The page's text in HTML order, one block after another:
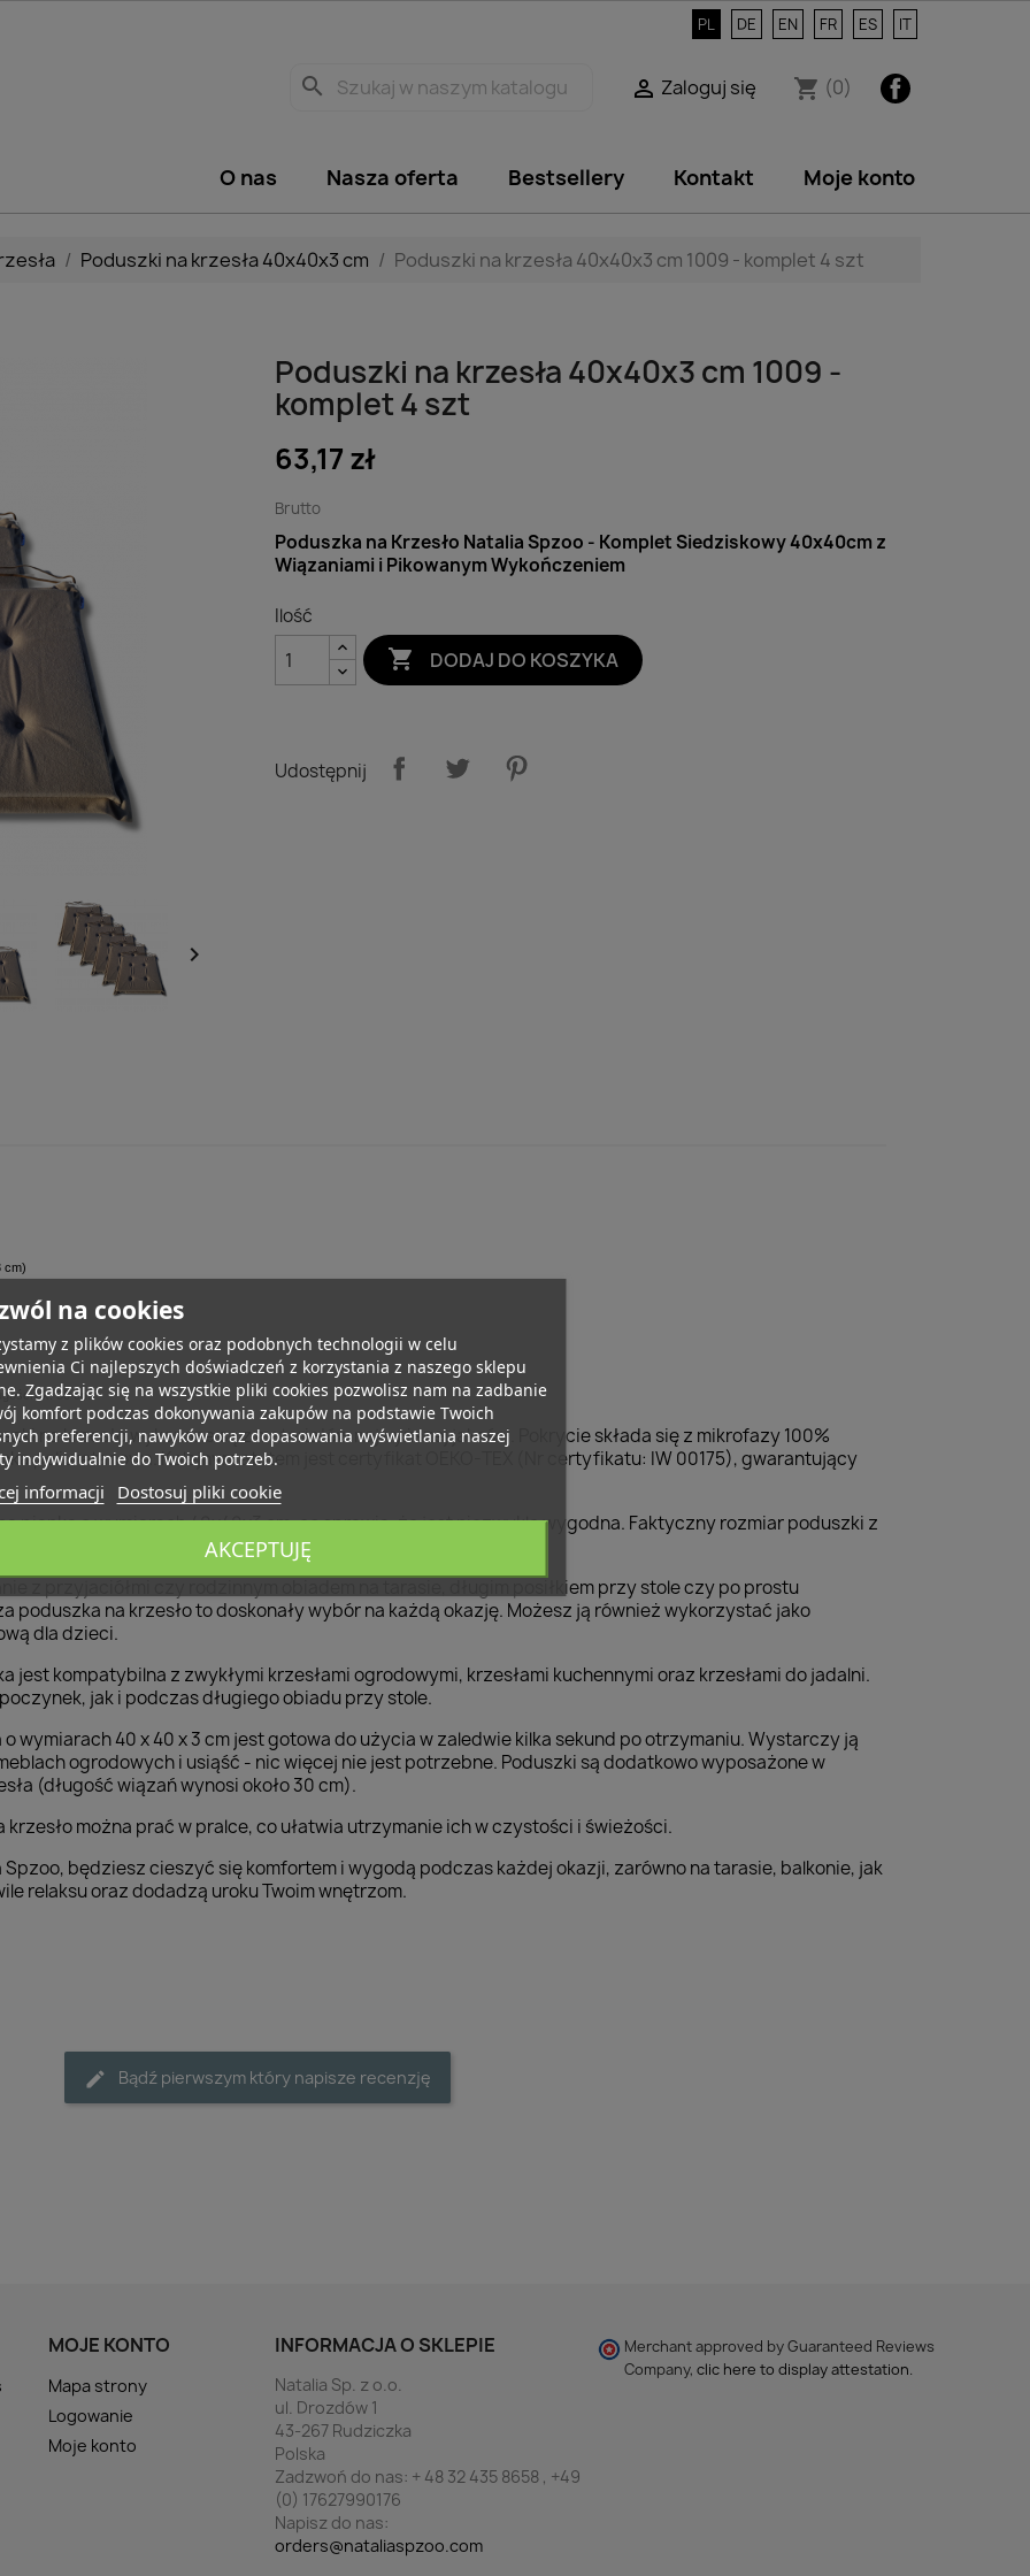
PL DE EN FR ES IT
Facebook
shopping_cart (0)
 Zaloguj się
search
O nas Nasza oferta Bestsellery Kontakt Moje konto
Poduszki na krzesła 40x40x3 cm Poduszki na krzesła 40x40x3 cm 1009 - komplet 4 szt

Poduszki na krzesła 40x40x3 cm 1009 -
komplet 4 szt
63,17 zł
Brutto
Poduszka na Krzesło Natalia Spzoo - Komplet Siedziskowy 40x40cm z
Wiązaniami i Pikowanym Wykończeniem
Ilość
 DODAJ DO KOSZYKA
Udostępnij
cm)
ok. 30 cm.
na krzesło wykonane są z materiałów najwyższej jakości. Pokrycie składa się z mikrofazy 100%
poliuretanowa. Kolejnym atutem jest certyfikat OEKO-TEX (Nr certyfikatu: IW 00175), gwarantujący
pianką o wymiarach 40x40x3 cm, co sprawia, że jest niezwykle wygodna. Faktyczny rozmiar poduszki z
z przyjaciółmi czy rodzinnym obiadem na tarasie, długim posiłkiem przy stole czy po prostu
poduszka na krzesło to doskonały wybór na każdą okazję. Możesz ją również wykorzystać jako
dla dzieci.
jest kompatybilna z zwykłymi krzesłami ogrodowymi, krzesłami kuchennymi oraz krzesłami do jadalni.
jak i podczas długiego obiadu przy stole.
wymiarach 40 x 40 x 3 cm jest gotowa do użycia w zaledwie kilka sekund po otrzymaniu. Wystarczy ją
ogrodowych i usiąść - nic więcej nie jest potrzebne. Poduszki są dodatkowo wyposażone w
(długość wiązań wynosi około 30 cm).
można prać w pralce, co ułatwia utrzymanie ich w czystości i świeżości.
będziesz cieszyć się komfortem i wygodą podczas każdej okazji, zarówno na tarasie, balkonie, jak
relaksu oraz dodadzą uroku Twoim wnętrzom.
Bądź pierwszym który napisze recenzję
MOJE KONTO
Mapa strony
Logowanie
Moje konto
INFORMACJA O SKLEPIE
Natalia Sp. z o.o.
ul. Drozdów 1
43-267 Rudziczka
Polska
Zadzwoń do nas: + 48 32 435 8658 , +49
(0) 17627990176
Napisz do nas:
orders@nataliaspzoo.com
Merchant approved by Guaranteed Reviews
Company, clic here to display attestation.
na cookies
z plików cookies oraz podobnych technologii w celu
Ci najlepszych doświadczeń z korzystania z naszego sklepu
Zgadzając się na wszystkie pliki cookies pozwolisz nam na zadbanie
komfort podczas dokonywania zakupów na podstawie Twoich
preferencji, nawyków oraz dopasowania wyświetlania naszej
indywidualnie do Twoich potrzeb.
informacji Dostosuj pliki cookie
AKCEPTUJĘ